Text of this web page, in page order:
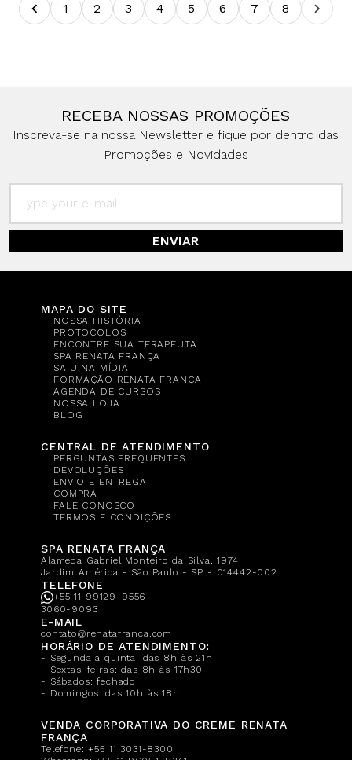
1
2 3 4 5 6 7 8
RECEBA NOSSAS PROMOÇÕES
Inscreva-se na nossa Newsletter e fique por dentro das
Promoções e Novidades
ENVIAR
MAPA DO SITE
NOSSA HISTÓRIA
PROTOCOLOS
ENCONTRE SUA TERAPEUTA
SPA RENATA FRANÇA
SAIU NA MÍDIA
FORMAÇÃO RENATA FRANÇA
AGENDA DE CURSOS
NOSSA LOJA
BLOG
CENTRAL DE ATENDIMENTO
PERGUNTAS FREQUENTES
DEVOLUÇÕES
ENVIO E ENTREGA
COMPRA
FALE CONOSCO
TERMOS E CONDIÇÕES
SPA RENATA FRANÇA
Alameda Gabriel Monteiro da Silva, 1974
Jardim América - São Paulo - SP - 014442-002
TELEFONE
+55 11 99129-9556
3060-9093
E-MAIL
contato@renatafranca.com
HORÁRIO DE ATENDIMENTO:
- Segunda a quinta: das 8h às 21h
- Sextas-feiras: das 8h às 17h30
- Sábados: fechado
- Domingos: das 10h às 18h
VENDA CORPORATIVA DO CREME RENATA
FRANÇA
Telefone:+55 11 3031-8300